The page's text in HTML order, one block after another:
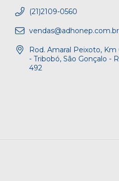
(21)2109-0560
vendas@adhonep.com.br
Rod. Amaral Peixoto, Km
- Tribobó, São Gonçalo -
492